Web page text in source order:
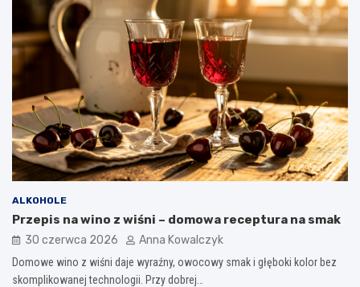
ALKOHOLE
Przepis na wino z wiśni – domowa receptura na smak
30 czerwca 2026 Anna Kowalczyk
Domowe wino z wiśni daje wyraźny, owocowy smak i głęboki kolor bez
skomplikowanej technologii. Przy dobrej…